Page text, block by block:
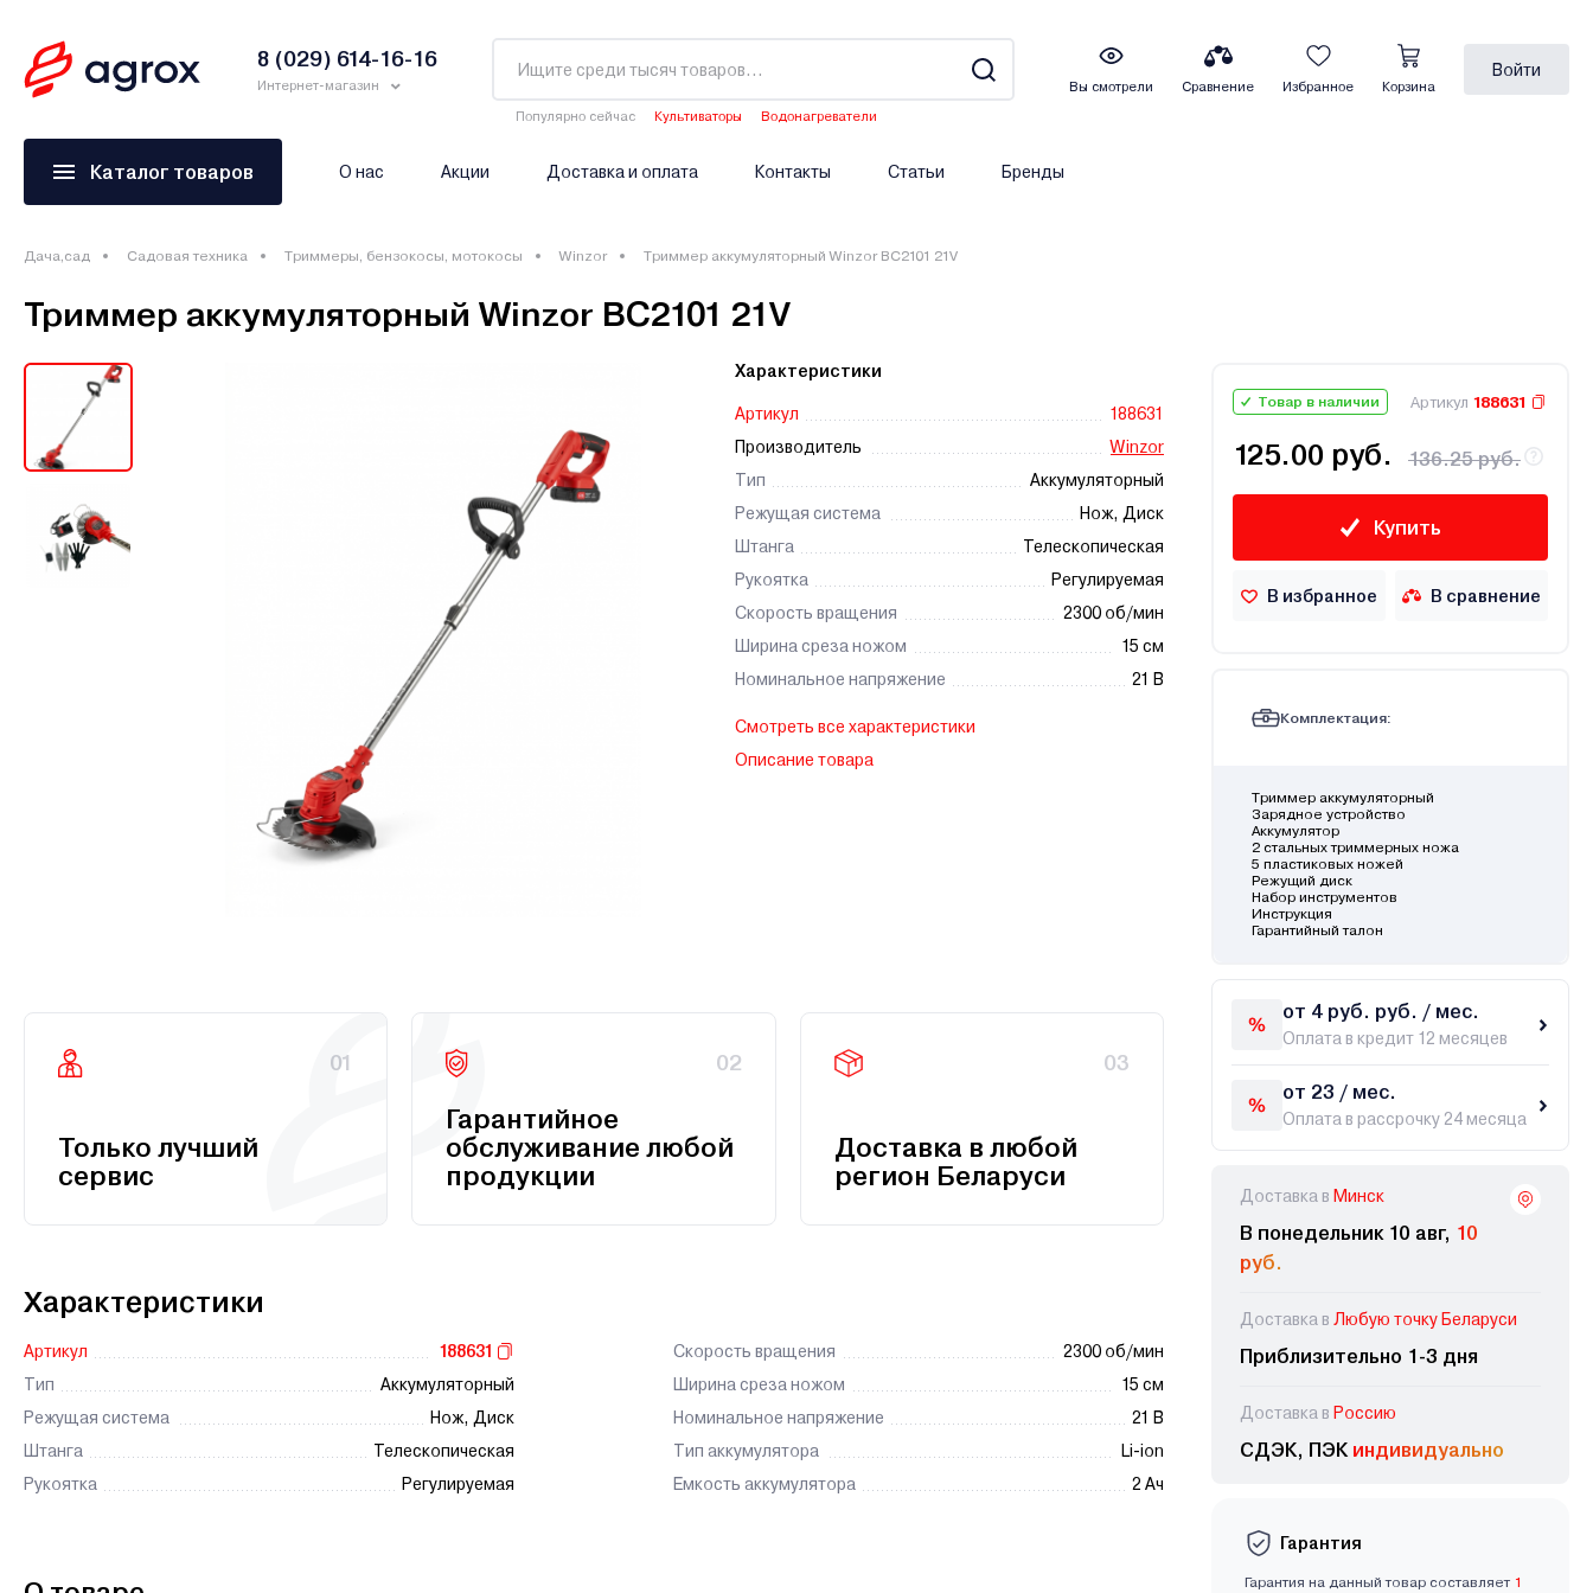
8 (029) 614-16-16
Интернет-магазин
Популярно сейчас Культиваторы
Водонагреватели
Вы смотрели Сравнение Избранное Корзина
Войти
Каталог товаров О нас Акции Доставка и оплата Контакты Статьи Бренды
Дача,сад Садовая техника Триммеры, бензокосы, мотокосы Winzor Триммер аккумуляторный Winzor BC2101 21V
Триммер аккумуляторный Winzor BC2101 21V
Характеристики
Артикул
188631
Производитель
Winzor
Тип
Аккумуляторный
Режущая система
Нож, Диск
Штанга
Телескопическая
Рукоятка
Регулируемая
Скорость вращения
2300 об/мин
Ширина среза ножом
15 см
Номинальное напряжение
21 В
Смотреть все характеристики
Описание товара
01
Только лучший
сервис
02
Гарантийное
обслуживание любой
продукции
03
Доставка в любой
регион Беларуси
Характеристики
Артикул
188631
Тип
Аккумуляторный
Режущая система
Нож, Диск
Штанга
Телескопическая
Рукоятка
Регулируемая
Скорость вращения
2300 об/мин
Ширина среза ножом
15 см
Номинальное напряжение
21 В
Тип аккумулятора
Li-ion
Емкость аккумулятора
2 Ач
Товар в наличии Артикул 188631
125.00 руб. 136.25 руб.
Купить
В избранное В сравнение
Комплектация:
Триммер аккумуляторный
Зарядное устройство
Аккумулятор
2 стальных триммерных ножа
5 пластиковых ножей
Режущий диск
Набор инструментов
Инструкция
Гарантийный талон
от 4 руб. руб. / мес.
Оплата в кредит 12 месяцев
от 23 / мес.
Оплата в рассрочку 24 месяца
Доставка в Минск
В понедельник 10 авг, 10
руб.
Доставка в Любую точку Беларуси
Приблизительно 1-3 дня
Доставка в Россию
СДЭК, ПЭК индивидуально
Гарантия
Гарантия на данный товар составляет 1